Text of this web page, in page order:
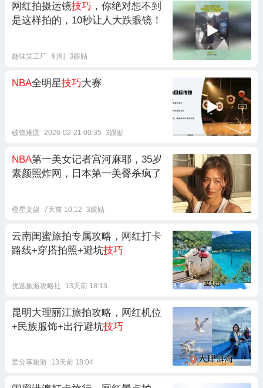
网红拍摄运镜技巧 ，你绝对想不到
是这样拍的，10秒让人大跌眼镜！
趣味笑工厂 刚刚 3跟贴
NBA全明星技巧大赛
破镜难圆 2026-02-21 00:35 3跟贴
NBA第一美女记者宫河麻耶，35岁
素颜照炸网，日本第一美臀杀疯了
橙星文娱 7天前 10:12 3跟贴
云南闺蜜旅拍专属攻略，网红打卡
路线+穿搭拍照+避坑技巧
优选旅游攻略社 13天前 18:13
昆明大理丽江旅拍攻略，网红机位
+民族服饰+出行避坑技巧
爱分享旅游 13天前 18:04